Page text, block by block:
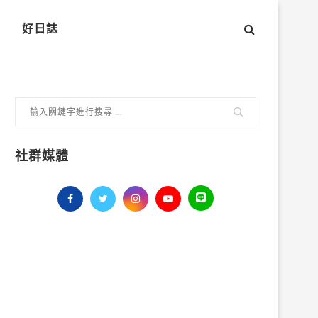
好日誌
社群媒體